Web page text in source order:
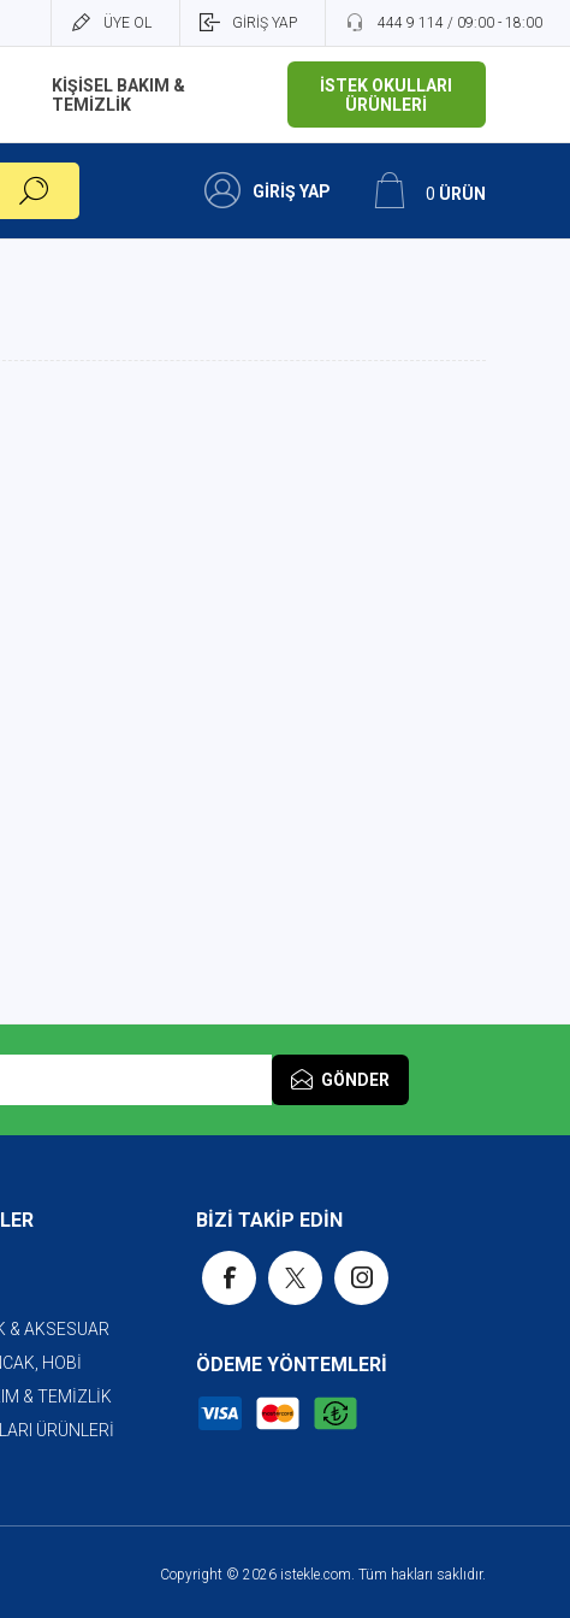
ÜYE OL GİRİŞ YAP 444 9 114 / 09:00 - 18:00
KİŞİSEL BAKIM &
TEMİZLİK
İSTEK OKULLARI
ÜRÜNLERİ
GİRİŞ YAP 0 ÜRÜN
GÖNDER
& AKSESUAR
HOBİ
& TEMİZLİK
ÜRÜNLERİ
BİZİ TAKİP EDİN
ÖDEME YÖNTEMLERİ
Copyright © 2026 istekle.com. Tüm hakları saklıdır.